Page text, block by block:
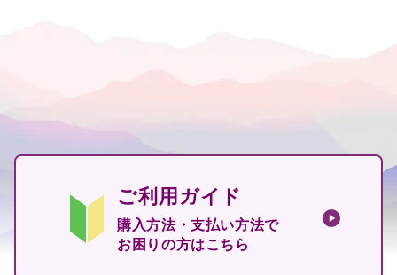
ご利用ガイド
購入方法・支払い方法で
お困りの方はこちら